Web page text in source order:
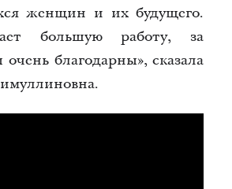
женщин и их будущего.
большую работу, за
благодарны», сказала